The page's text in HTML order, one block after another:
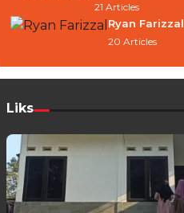
21 Articles
Ryan Farizzal
20 Articles
Liks